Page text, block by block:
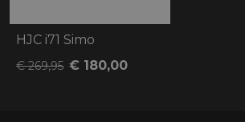
HJC i71 Simo
€ 269,95 € 180,00